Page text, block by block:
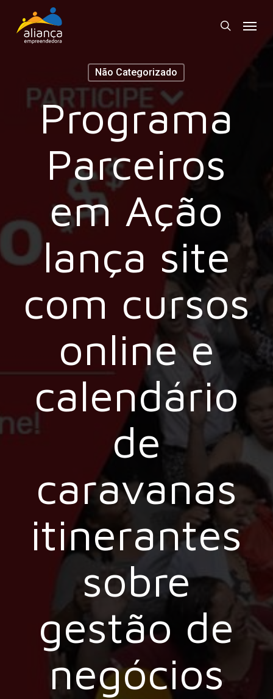
search
Não Categorizado
Programa
Parceiros
em Ação
lança site
com cursos
online e
calendário
de
caravanas
itinerantes
sobre
gestão de
negócios